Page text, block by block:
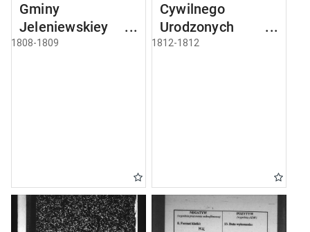
Gminy
Jeleniewskiey
Roku 1808
1808-1809
Cywilnego
Urodzonych w
Gminie Jeleniewo
1812-1812